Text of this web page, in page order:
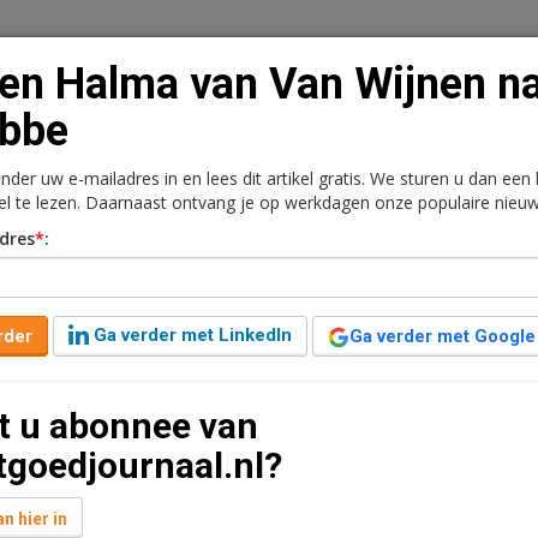
Vacaturebank Contact Abonnementen
naar Trebbe
Halma als directeur. Samen met Martin
in Nieuwegein.
Halma van Van Wijnen
uw e-mailadres in en lees dit artikel gratis. We sturen u dan een
te lezen. Daarnaast ontvang je op werkdagen onze populaire
*:
Ga verder met LinkedIn Ga verder met Google
u abonnee van
hier in